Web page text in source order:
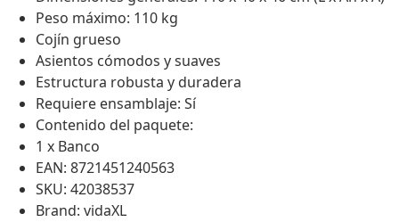
Peso máximo: 110 kg
Cojín grueso
Asientos cómodos y suaves
Estructura robusta y duradera
Requiere ensamblaje: Sí
Contenido del paquete:
1 x Banco
EAN: 8721451240563
SKU: 42038537
Brand: vidaXL